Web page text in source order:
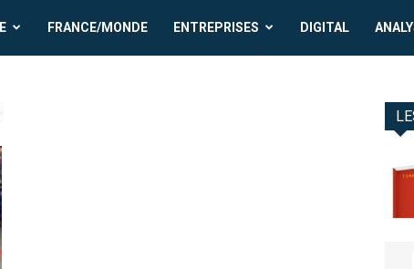
FRANCE/MONDE ENTREPRISES DIGITAL